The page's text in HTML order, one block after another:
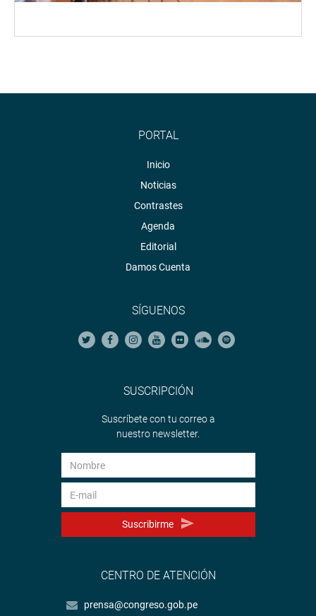
PORTAL
Inicio
Noticias
Contrastes
Agenda
Editorial
Damos Cuenta
SÍGUENOS
SUSCRIPCIÓN
Suscríbete con tu correo a
nuestro newsletter.
Suscribirme
CENTRO DE ATENCIÓN
prensa@congreso.gob.pe